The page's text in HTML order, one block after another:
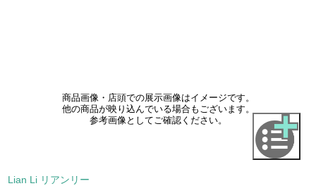
商品画像・店頭での展示画像はイメージです。
他の商品が映り込んでいる場合もございます。
参考画像としてご確認ください。
Lian Li リアンリー